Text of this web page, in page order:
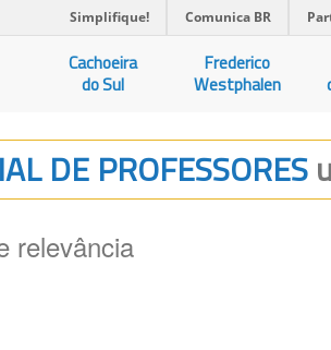
Simplifique! Comunica BR
Cachoeira
do Sul
Frederico
Westphalen
DE PROFESSORES
relevância